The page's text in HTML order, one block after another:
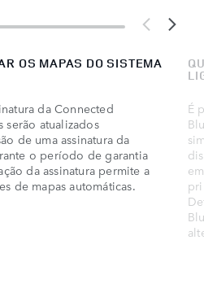
OS MAPAS DO SISTEMA
da Connected
serão atualizados
de uma assinatura da
o período de garantia
da assinatura permite a
de mapas automáticas.
É